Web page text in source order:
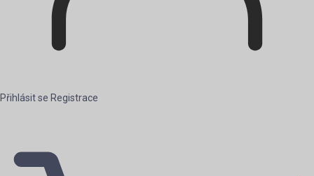
Přihlásit se Registrace